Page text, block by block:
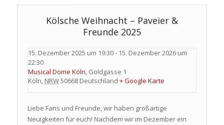
Kölsche Weihnacht – Paveier &
Freunde 2025
15. Dezember 2025 um 19:30- 15. Dezember 2026 um
22:30
Musical Dome Köln, Goldgasse 1
Köln, NRW50668 Deutschland + Google Karte
Liebe Fans und Freunde, wir haben großartige
Neuigkeiten für euch! Nachdem wir im Dezember ein